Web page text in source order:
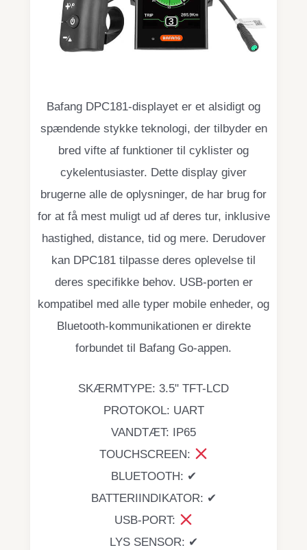
Bafang DPC181-displayet er et alsidigt og
spændende stykke teknologi, der tilbyder en
bred vifte af funktioner til cyklister og
cykelentusiaster. Dette display giver
brugerne alle de oplysninger, de har brug for
for at få mest muligt ud af deres tur, inklusive
hastighed, distance, tid og mere. Derudover
kan DPC181 tilpasse deres oplevelse til
deres specifikke behov. USB-porten er
kompatibel med alle typer mobile enheder, og
Bluetooth-kommunikationen er direkte
forbundet til Bafang Go-appen.
SKÆRMTYPE: 3.5" TFT-LCD
PROTOKOL: UART
VANDTÆT: IP65
TOUCHSCREEN:
BLUETOOTH: ✔
BATTERIINDIKATOR: ✔
USB-PORT:
LYS SENSOR: ✔